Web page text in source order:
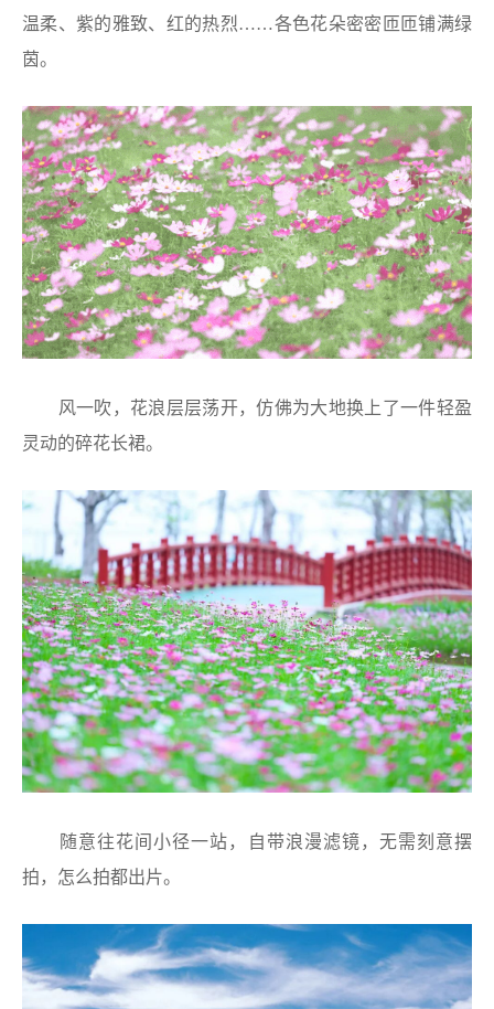
温柔、紫的雅致、红的热烈……各色花朵密密匝匝铺满绿
茵。
风一吹，花浪层层荡开，仿佛为大地换上了一件轻盈
灵动的碎花长裙。
随意往花间小径一站，自带浪漫滤镜，无需刻意摆
拍，怎么拍都出片。